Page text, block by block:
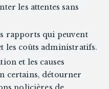
les attentes sans
rapports qui peuvent
les coûts administratifs.
et les causes
certains, détourner